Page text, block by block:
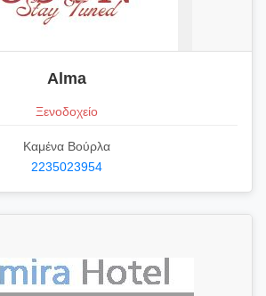
Alma
Ξενοδοχείο
Καμένα Βούρλα
2235023954